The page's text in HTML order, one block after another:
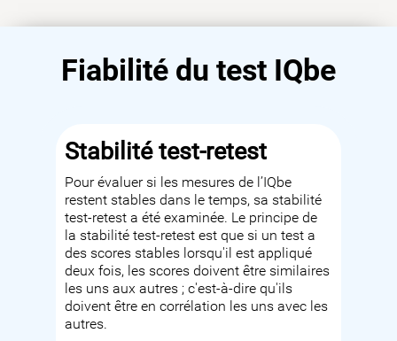
Fiabilité du test IQbe
Stabilité test-retest
Pour évaluer si les mesures de l’IQbe
restent stables dans le temps, sa stabilité
test-retest a été examinée. Le principe de
la stabilité test-retest est que si un test a
des scores stables lorsqu'il est appliqué
deux fois, les scores doivent être similaires
les uns aux autres ; c'est-à-dire qu'ils
doivent être en corrélation les uns avec les
autres.